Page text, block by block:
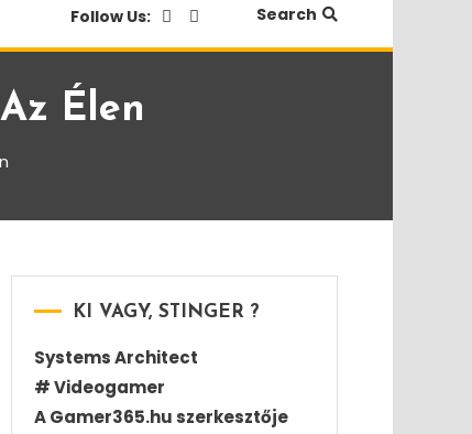
Follow Us: Search
Élen
KI VAGY, STINGER ?
Systems Architect
# Videogamer
A Gamer365.hu szerkesztője